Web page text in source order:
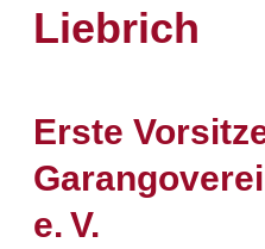
Liebrich
Erste
e. V.